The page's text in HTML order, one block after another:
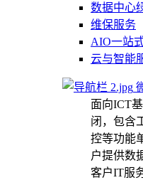
数据中心
维保服务
AIO一站
云与智能
面向ICT
闭，包含
控等功能
户提供数
客户IT服